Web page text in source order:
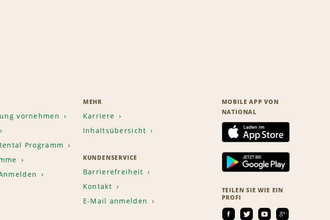
vornehmen
Programm
MEHR
Karriere
Inhaltsübersicht
KUNDENSERVICE
Barrierefreiheit
Kontakt
E-Mail anmelden
MOBILE APP VON
NATIONAL
TEILEN SIE WIE EIN
PROFI